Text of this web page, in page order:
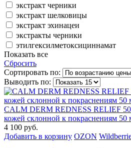
экстракт черники
экстракт шелковицы
экстракт эхинацеи
экстракты черники
этилгексилметоксициннамат
Показать все
Сбросить
Сортировать по:
Выводить по:
CALM DERM REDNESS RELIEF 50
кожей склонной к покраснениям 50
4 100 руб.
Добавить в корзину OZON